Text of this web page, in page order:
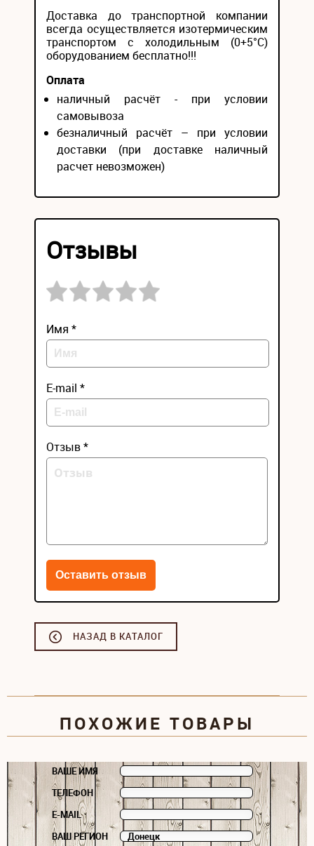
Доставка до транспортной компании
всегда осуществляется изотермическим
транспортом с холодильным (0+5°С)
оборудованием бесплатно!!!
Оплата
наличный расчёт - при условии
самовывоза
безналичный расчёт – при условии
доставки (при доставке наличный
расчет невозможен)
Отзывы
Имя *
E-mail *
Отзыв *
НАЗАД В КАТАЛОГ
ПОХОЖИЕ ТОВАРЫ
ВАШЕ ИМЯ
ТЕЛЕФОН
E-MAIL
ВАШ РЕГИОН